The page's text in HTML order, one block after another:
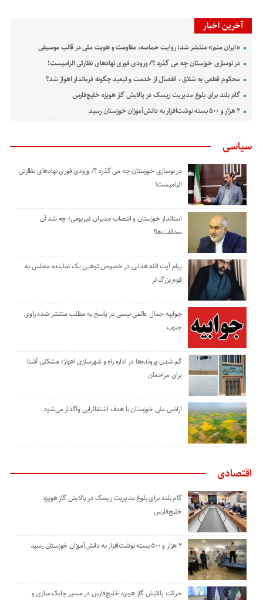
آخرین اخبار
«ایران منم» منتشر شد؛ روایت حماسه، مقاومت و هویت ملی در قالب موسیقی
در نوسازی خوزستان چه می گذرد ؟/ ورودی فوری نهادهای نظارتی الزامیست!
محکوم قطعی به شلاق ، انفصال از خدمت و تبعید چگونه فرماندار اهواز شد؟
گام بلند برای بلوغ مدیریت ریسک در پالایش گاز هویزه خلیج‌فارس
۲ هزار و ۵۰۰ بسته نوشت‌افزار به دانش‌آموزان خوزستان رسید
سیاسی
در نوسازی خوزستان چه می گذرد ؟/ ورودی فوری نهادهای نظارتی
الزامیست!
استاندار خوزستان و انتصاب مدیران غیربومی؛ چه شد آن
مخالفت‌ها؟
پیام آیت الله هدایی در خصوص توهین یک نماینده مجلس به
قوم بزرگ لر
جوابیه جمال عالمی نیسی در پاسخ به مطلب منتشر شده راوی
جنوب
گم شدن پرونده‌ها در اداره راه و شهرسازی اهواز؛ مشکلی آشنا
برای مراجعان
اراضی ملی خوزستان با هدف اشتغالزایی واگذار می‌شود
اقتصادی
گام بلند برای بلوغ مدیریت ریسک در پالایش گاز هویزه
خلیج‌فارس
۲ هزار و ۵۰۰ بسته نوشت‌افزار به دانش‌آموزان خوزستان رسید
حرکت پالایش گاز هویزه خلیج‌فارس در مسیر چابک سازی و